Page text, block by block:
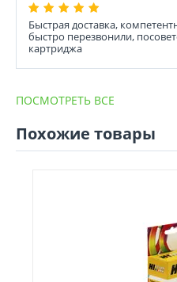
Быстрая доставка,
быстро перезвонили,
картриджа
ПОСМОТРЕТЬ ВСЕ
Похожие товары